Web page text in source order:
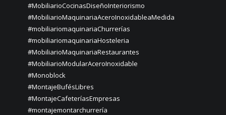
#MobiliarioCocinasDiseñoInteriorismo
#MobiliarioMaquinariaAceroInoxidableaMedida
#mobiliariomaquinariaChurrerías
#mobiliariomaquinariaHosteleria
#MobiliarioMaquinariaRestaurantes
#MobiliarioModularAceroInoxidable
#Monoblock
#MontajeBufésLibres
#MontajeCafeteríasEmpresas
#montajemontarchurrería